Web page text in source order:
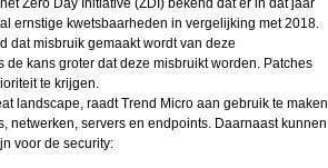
Zero Day Initiative (ZDI) bekend dat er in dat jaar
ernstige kwetsbaarheden in vergelijking met 2018.
dat misbruik gemaakt wordt van deze
kans groter dat deze misbruikt worden. Patches
te krijgen.
landscape, raadt Trend Micro aan gebruik te maken
netwerken, servers en endpoints. Daarnaast kunnen
voor de security: